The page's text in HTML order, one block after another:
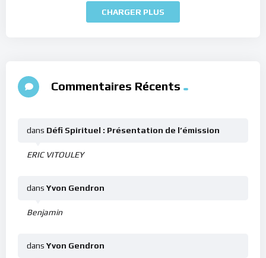
CHARGER PLUS
Commentaires Récents
ERIC VITOULEY
dans Défi Spirituel : Présentation de l’émission
Benjamin
dans Yvon Gendron
dans Yvon Gendron